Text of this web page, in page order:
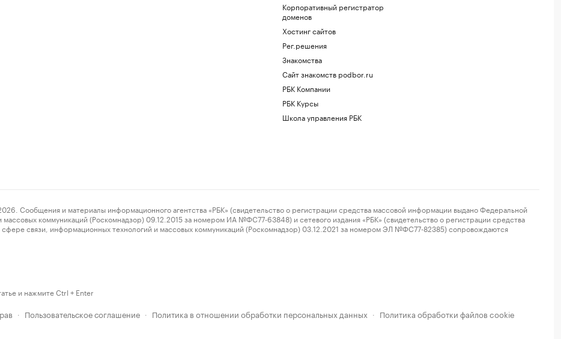
Корпоративный регистратор
доменов
Хостинг сайтов
Рег.решения
Знакомства
Сайт знакомств podbor.ru
РБК Компании
РБК Курсы
Школа управления РБК
и материалы информационного агентства «РБК» (свидетельство о регистрации средства массовой информации выдано Федеральной
коммуникаций (Роскомнадзор) 09.12.2015 за номером ИА №ФС77-63848) и сетевого издания «РБК» (свидетельство о регистрации средства
связи, информационных технологий и массовых коммуникаций (Роскомнадзор) 03.12.2021 за номером ЭЛ №ФС77-82385) сопровождаются
и нажмите Ctrl + Enter
· Пользовательское соглашение · Политика в отношении обработки персональных данных · Политика обработки файлов cookie